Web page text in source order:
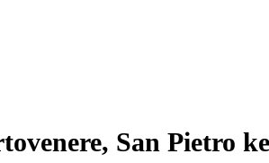
San Pietro